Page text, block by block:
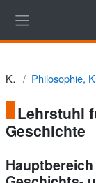
Kurse
Lehrstuhl
Geschichte